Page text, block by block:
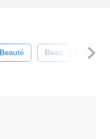
Beauté Beau De